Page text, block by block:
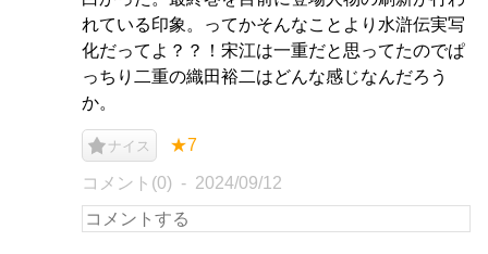
れている印象。ってかそんなことより水滸伝実写
化だってよ？？！宋江は一重だと思ってたのでぱ
っちり二重の織田裕二はどんな感じなんだろう
か。
ナイス ★7
コメント(0) 2024/09/12